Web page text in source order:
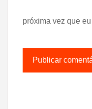
próxima vez que